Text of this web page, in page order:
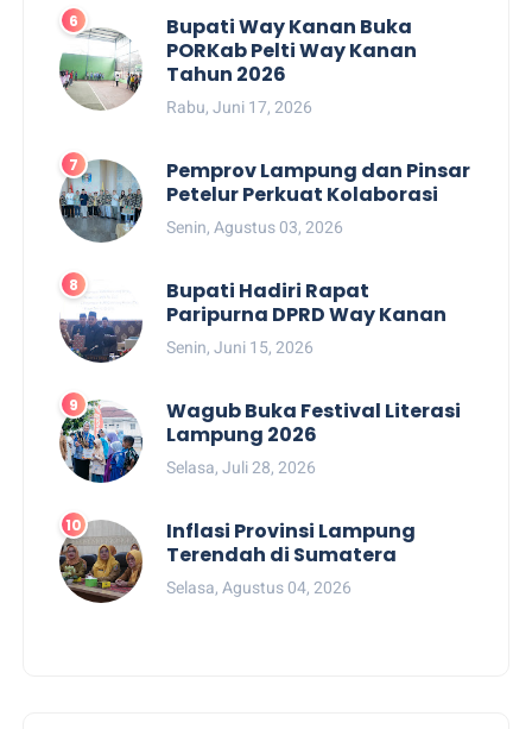
Bupati Way Kanan Buka
PORKab Pelti Way Kanan
Tahun 2026
Rabu, Juni 17, 2026
Pemprov Lampung dan Pinsar
Petelur Perkuat Kolaborasi
Senin, Agustus 03, 2026
Bupati Hadiri Rapat
Paripurna DPRD Way Kanan
Senin, Juni 15, 2026
Wagub Buka Festival Literasi
Lampung 2026
Selasa, Juli 28, 2026
Inflasi Provinsi Lampung
Terendah di Sumatera
Selasa, Agustus 04, 2026